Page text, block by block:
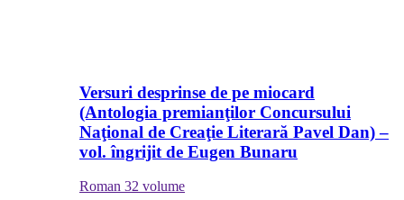
Versuri desprinse de pe miocard
(Antologia premianţilor Concursului
Naţional de Creaţie Literară Pavel Dan) –
vol. îngrijit de Eugen Bunaru
Roman 32 volume